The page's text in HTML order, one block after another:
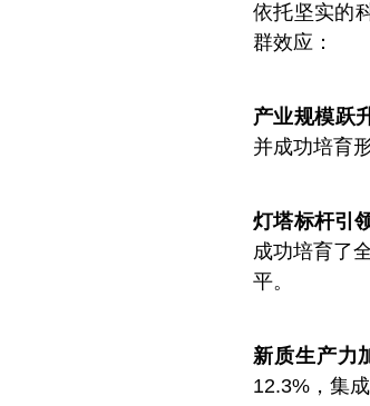
依托坚实的
群效应：
产业规模跃
并成功培育
灯塔标杆引
成功培育了
平。
新质生产力
12.3%，集